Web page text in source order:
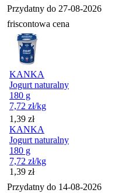
Przydatny do 27-08-2026
friscontowa cena
KANKA
Jogurt naturalny
180 g
7,72 zł/kg
Cena
1,39 zł
KANKA
Jogurt naturalny
180 g
7,72 zł/kg
Cena
1,39 zł
Przydatny do 14-08-2026